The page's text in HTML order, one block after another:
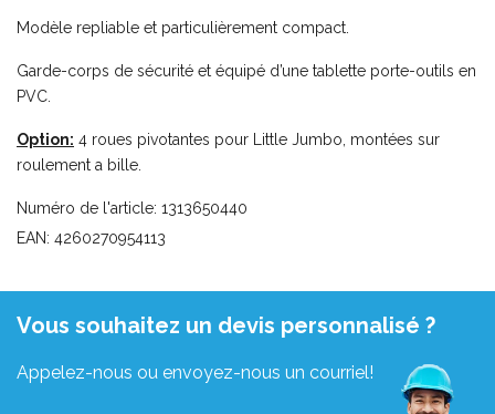
Modèle repliable et particulièrement compact.
Garde-corps de sécurité et équipé d’une tablette porte-outils en
PVC.
Option: 4 roues pivotantes pour Little Jumbo, montées sur
roulement a bille.
Numéro de l'article: 1313650440
EAN: 4260270954113
Vous souhaitez un devis personnalisé ?
Appelez-nous ou envoyez-nous un courriel!